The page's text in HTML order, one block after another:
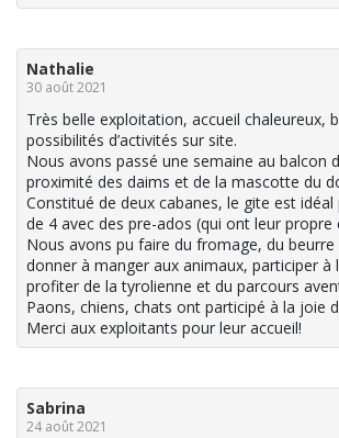
Nathalie
30 août 2021
Très belle exploitation, accueil chaleureux,
possibilités d’activités sur site.
Nous avons passé une semaine au balcon
proximité des daims et de la mascotte du
Constitué de deux cabanes, le gite est
de 4 avec des pre-ados (qui ont leur propre
Nous avons pu faire du fromage, du beurre
donner à manger aux animaux, participer à
profiter de la tyrolienne et du parcours
Paons, chiens, chats ont participé à la joie
Merci aux exploitants pour leur accueil!
Sabrina
24 août 2021